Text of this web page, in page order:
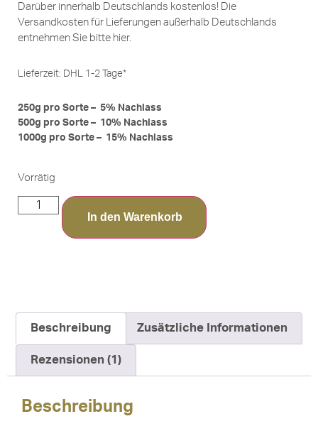
Darüber innerhalb Deutschlands kostenlos! Die
Versandkosten für Lieferungen außerhalb Deutschlands
entnehmen Sie bitte hier.
Lieferzeit: DHL 1-2 Tage*
250g pro Sorte – 5% Nachlass
500g pro Sorte – 10% Nachlass
1000g pro Sorte – 15% Nachlass
Vorrätig
In den Warenkorb
Beschreibung Zusätzliche Informationen
Rezensionen (1)
Beschreibung